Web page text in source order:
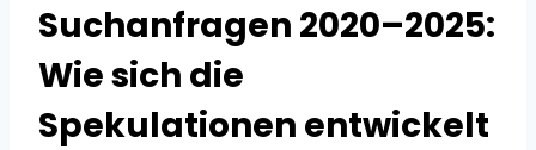
Suchanfragen 2020–2025:
Wie sich die
Spekulationen entwickelt